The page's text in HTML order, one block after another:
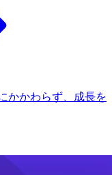
かかわらず、成長を